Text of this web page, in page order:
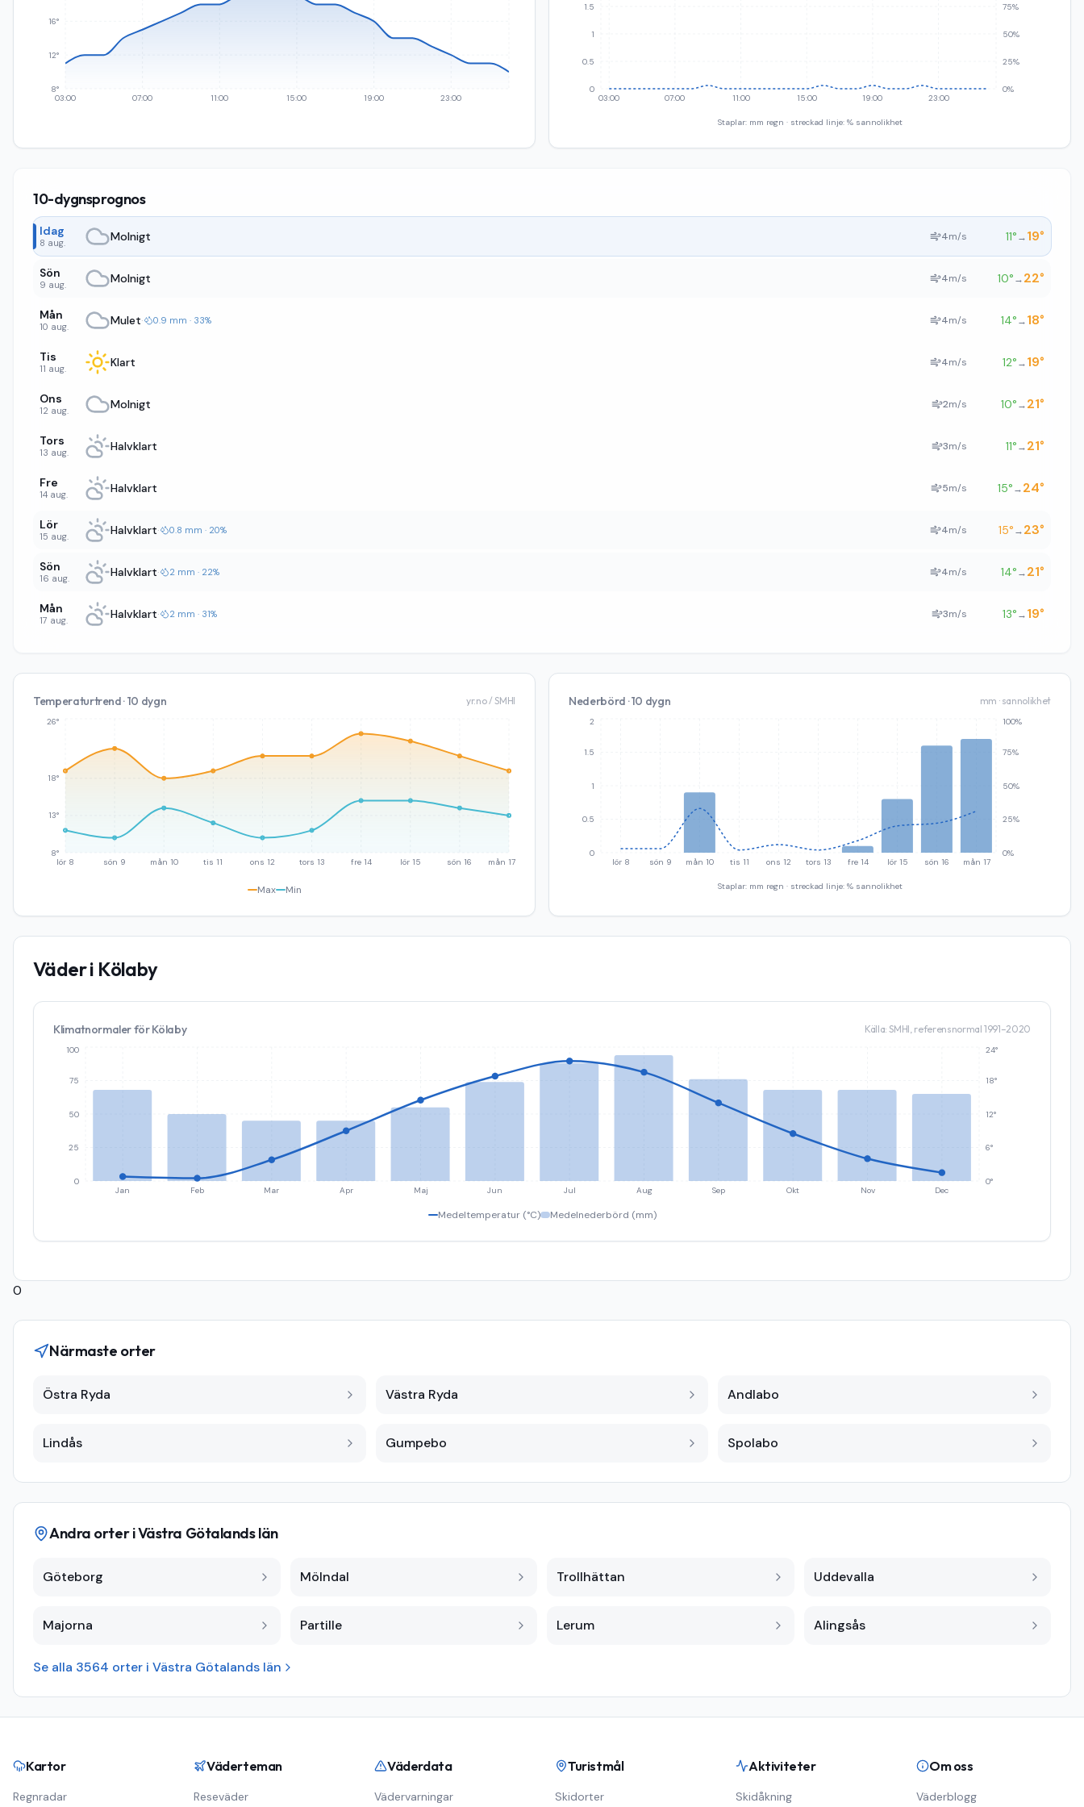
03:00 07:00 11:00 15:00 19:00 23:00
8°
12°
16°
03:00 07:00 11:00 15:00 19:00 23:00
0
0.5
1
1.5
0%
25%
50%
75%
Staplar: mm regn · streckad linje: % sannolikhet
10-dygnsprognos
Idag
8 aug. Molnigt 4m/s 11°→19°
Sön
9 aug. Molnigt 4m/s 10°→22°
Mån
10 aug. Mulet· 0.9 mm · 33% 4m/s 14°→18°
Tis
11 aug. Klart 4m/s 12°→19°
Ons
12 aug. Molnigt 2m/s 10°→21°
Tors
13 aug. Halvklart 3m/s 11°→21°
Fre
14 aug. Halvklart 5m/s 15°→24°
Lör
15 aug. Halvklart· 0.8 mm · 20% 4m/s 15°→23°
Sön
16 aug. Halvklart· 2 mm · 22% 4m/s 14°→21°
Mån
17 aug. Halvklart· 2 mm · 31% 3m/s 13°→19°
Temperaturtrend · 10 dygn yr.no / SMHI
lör 8 sön 9 mån 10 tis 11 ons 12 tors 13 fre 14 lör 15 sön 16 mån 17
8°
13°
18°
26°
Max Min
Nederbörd · 10 dygn mm · sannolikhet
lör 8 sön 9 mån 10 tis 11 ons 12 tors 13 fre 14 lör 15 sön 16 mån 17
0
0.5
1
1.5
2
0%
25%
50%
75%
100%
Staplar: mm regn · streckad linje: % sannolikhet
Väder i Kölaby
Klimatnormaler förKölaby Källa: SMHI, referensnormal 1991–2020
Jan Feb Mar Apr Maj Jun Jul Aug Sep Okt Nov Dec
0
25
50
75
100
0°
6°
12°
18°
24°
Medeltemperatur (°C) Medelnederbörd (mm)
0
Närmaste orter
Östra Ryda Västra Ryda Andlabo
Lindås Gumpebo Spolabo
Andra orter iVästra Götalands län
Göteborg Mölndal Trollhättan Uddevalla
Majorna Partille Lerum Alingsås
Se alla 3564 orter i Västra Götalands län
Kartor
Regnradar
Väderteman
Reseväder
Väderdata
Vädervarningar
Turistmål
Skidorter
Aktiviteter
Skidåkning
Om oss
Väderblogg